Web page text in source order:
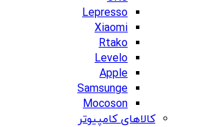
Lepresso
Xiaomi
Rtako
Levelo
Apple
Samsunge
Mocoson
کالاهای کامپیوتر